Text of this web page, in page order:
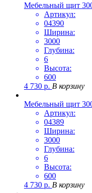
Мебельный щит
Артикул:
04390
Ширина:
3000
Глубина:
6
Высота:
600
4 730 р. В корзину
Мебельный щит
Артикул:
04389
Ширина:
3000
Глубина:
6
Высота:
600
4 730 р. В корзину